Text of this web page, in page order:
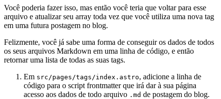
Você poderia fazer isso, mas então você teria que voltar para esse
arquivo e atualizar seu array toda vez que você utiliza uma nova tag
em uma futura postagem no blog.
Felizmente, você já sabe uma forma de conseguir os dados de todos
os seus arquivos Markdown em uma linha de código, e então
retornar uma lista de todas as suas tags.
Em src/pages/tags/index.astro, adicione a linha de
código para o script frontmatter que irá dar à sua página
acesso aos dados de todo arquivo .md de postagem do blog.